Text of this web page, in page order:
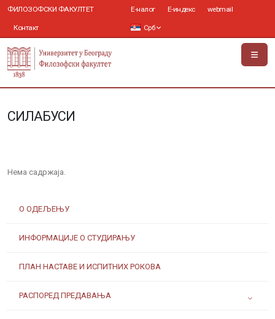
ФИЛОЗОФСКИ ФАКУЛТЕТ
Контакт
Е-налог Е-индекс webmail
Срб
СИЛАБУСИ
О ОДЕЉЕЊУ
ИНФОРМАЦИЈЕ О СТУДИРАЊУ
ПЛАН НАСТАВЕ И ИСПИТНИХ РОКОВА
РАСПОРЕД ПРЕДАВАЊА
Нема садржаја.